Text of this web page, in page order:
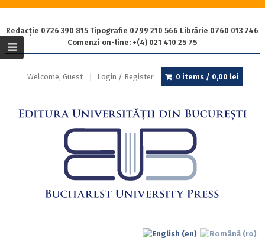
Redacție 0726 390 815 Tipografie 0799 210 566 Librărie 0760 013 746
Comenzi on-line: +(4) 021 410 25 75
Welcome, Guest Login / Register 0 items / 0,00 lei